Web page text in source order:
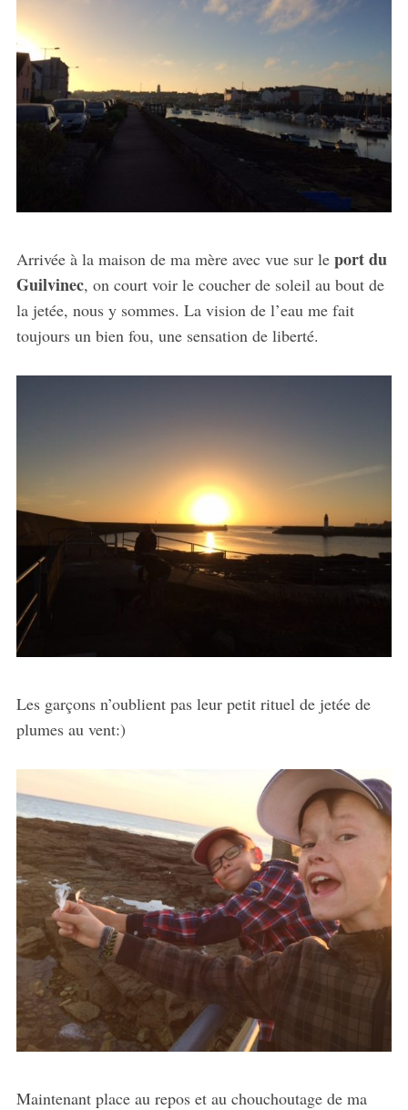
Arrivée à la maison de ma mère avec vue sur leport du
Guilvinec, on court voir le coucher de soleil au bout de
la jetée, nous y sommes. La vision de l’eau me fait
toujours un bien fou, une sensation de liberté.
Les garçons n’oublient pas leur petit rituel de jetée de
plumes au vent:)
Maintenant place au repos et au chouchoutage de ma